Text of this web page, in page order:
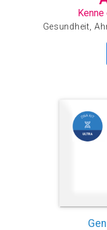
Gesundheit,